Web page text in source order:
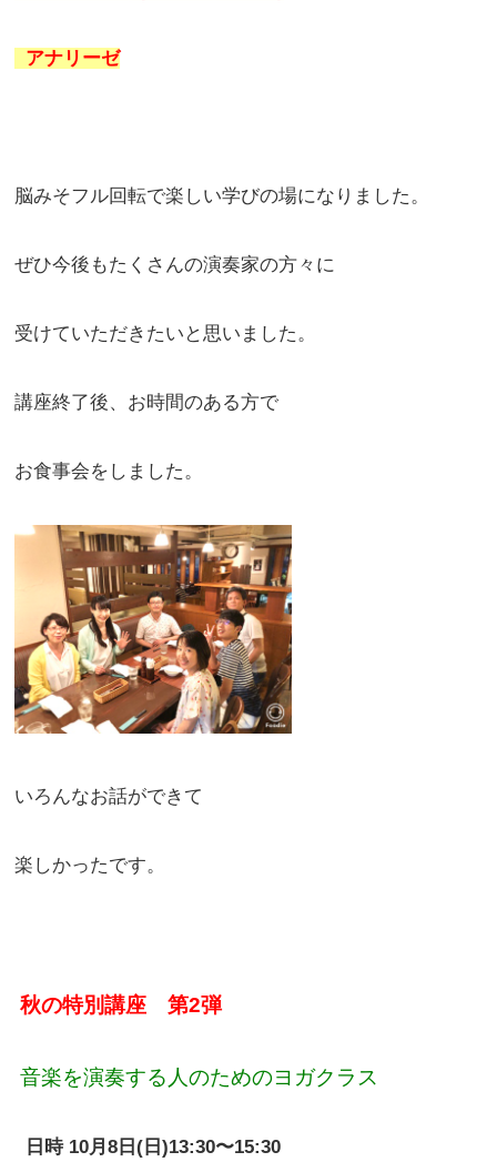
アナリーゼ
脳みそフル回転で楽しい学びの場になりました。
ぜひ今後もたくさんの演奏家の方々に
受けていただきたいと思いました。
講座終了後、お時間のある方で
お食事会をしました。
いろんなお話ができて
楽しかったです。
秋の特別講座 第2弾
音楽を演奏する人のためのヨガクラス
日時 10月8日(日)13:30〜15:30